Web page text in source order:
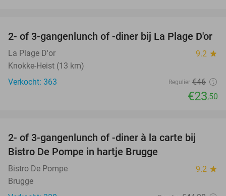
49%
2- of 3-gangenlunch of -diner bij La Plage D'or
La Plage D'or 9.2 star
Knokke-Heist (13 km)
Verkocht: 363
Regulier €46
€23,50
42%
2- of 3-gangenlunch of -diner à la carte bij
Bistro De Pompe in hartje Brugge
Bistro De Pompe 9.2 star
Brugge